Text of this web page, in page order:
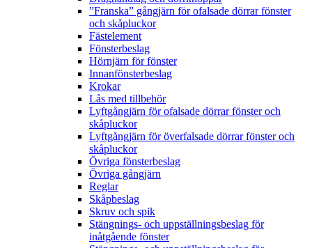
”Franska” gångjärn för ofalsade dörrar fönster
och skåpluckor
Fästelement
Fönsterbeslag
Hörnjärn för fönster
Innanfönsterbeslag
Krokar
Lås med tillbehör
Lyftgångjärn för ofalsade dörrar fönster och
skåpluckor
Lyftgångjärn för överfalsade dörrar fönster och
skåpluckor
Övriga fönsterbeslag
Övriga gångjärn
Reglar
Skåpbeslag
Skruv och spik
Stängnings- och uppställningsbeslag för
inåtgående fönster